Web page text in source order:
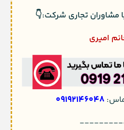
مشاوران تجاری شرکت:👇
امیری
09192146048